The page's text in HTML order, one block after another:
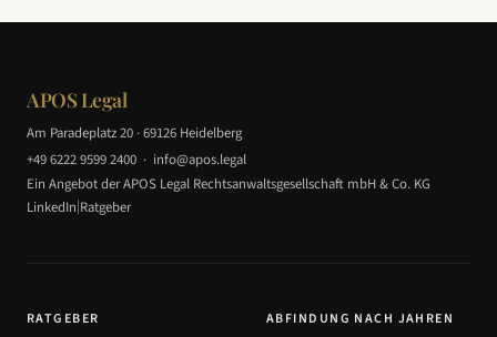
APOS Legal
Am Paradeplatz 20 · 69126 Heidelberg
+49 6222 9599 2400 · info@apos.legal
Ein Angebot der APOS Legal Rechtsanwaltsgesellschaft mbH & Co. KG
LinkedIn|Ratgeber
RATGEBER ABFINDUNG NACH JAHREN